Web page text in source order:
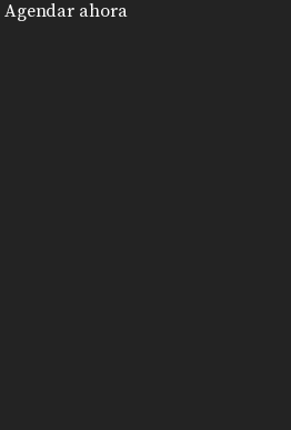
Agendar ahora